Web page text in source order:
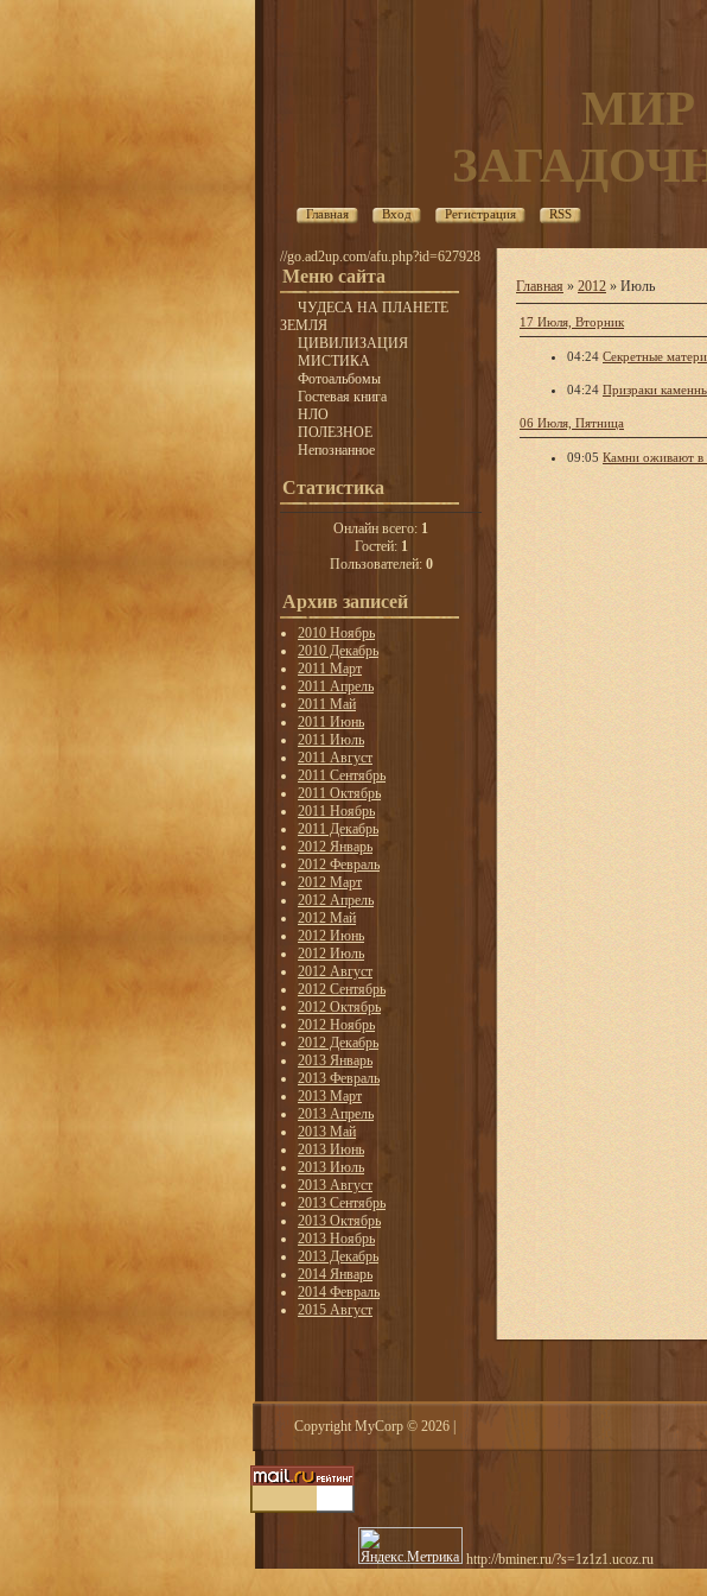
МИР
Главная Вход Регистрация RSS
//go.ad2up.com/afu.php?id=627928
Меню сайта
ЧУДЕСА НА ПЛАНЕТЕ
ЗЕМЛЯ
ЦИВИЛИЗАЦИЯ
МИСТИКА
Фотоальбомы
Гостевая книга
НЛО
ПОЛЕЗНОЕ
Непознанное
Статистика
Онлайн всего: 1
Гостей: 1
Пользователей: 0
Архив записей
2010 Ноябрь
2010 Декабрь
2011 Март
2011 Апрель
2011 Май
2011 Июнь
2011 Июль
2011 Август
2011 Сентябрь
2011 Октябрь
2011 Ноябрь
2011 Декабрь
2012 Январь
2012 Февраль
2012 Март
2012 Апрель
2012 Май
2012 Июнь
2012 Июль
2012 Август
2012 Сентябрь
2012 Октябрь
2012 Ноябрь
2012 Декабрь
2013 Январь
2013 Февраль
2013 Март
2013 Апрель
2013 Май
2013 Июнь
2013 Июль
2013 Август
2013 Сентябрь
2013 Октябрь
2013 Ноябрь
2013 Декабрь
2014 Январь
2014 Февраль
2015 Август
Главная » 2012 » Июль
17 Июля, Вторник
04:24 Секретные
04:24 Призраки
06 Июля, Пятница
09:05 Камни оживают в
Copyright MyCorp © 2026
http://bminer.ru/?s=1z1z1.ucoz.ru